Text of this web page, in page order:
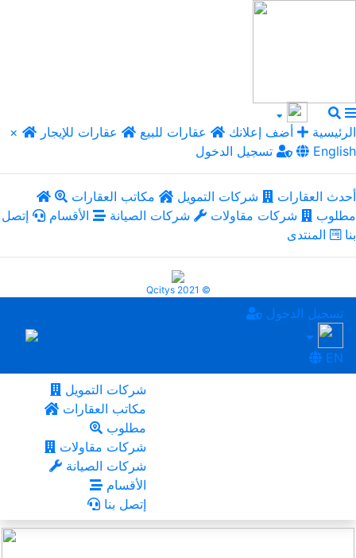
× الرئيسية أضف إعلانك عقارات للبيع
عقارات للإيجار
تسجيل الدخول
English
أحدث العقارات شركات التمويل
مكاتب العقارات
مطلوب
شركات مقاولات شركات الصيانة الأقسام
إتصل
بنا
المنتدى
Qcitys 2021 ©
تسجيل الدخول
EN
شركات التمويل
مكاتب العقارات
مطلوب
شركات مقاولات
شركات الصيانة
الأقسام
إتصل بنا